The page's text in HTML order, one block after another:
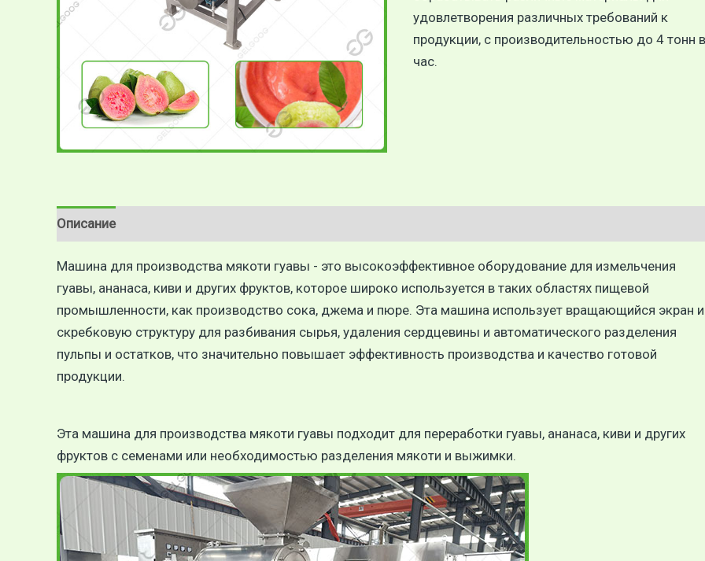
удовлетворения различных требований к
продукции, с производительностью до 4 тонн
час.
Описание
Машина для производства мякоти гуавы - это высокоэффективное оборудование для измельчения
гуавы, ананаса, киви и других фруктов, которое широко используется в таких областях пищевой
промышленности, как производство сока, джема и пюре. Эта машина использует вращающийся экран и
скребковую структуру для разбивания сырья, удаления сердцевины и автоматического разделения
пульпы и остатков, что значительно повышает эффективность производства и качество готовой
продукции.
Эта машина для производства мякоти гуавы подходит для переработки гуавы, ананаса, киви и других
фруктов с семенами или необходимостью разделения мякоти и выжимки.